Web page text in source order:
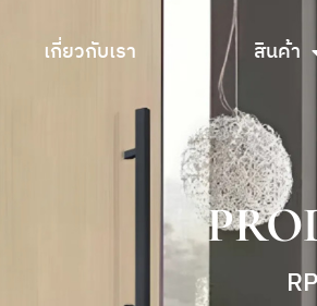
เกี่ยวกับเรา สินค้า
เกี่ยวกับเรา สินค้า